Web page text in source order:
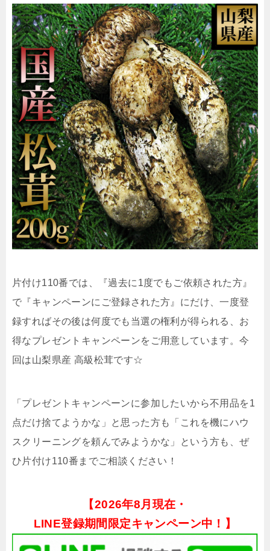
片付け110番では、『過去に1度でもご依頼された方』
で『キャンペーンにご登録された方』にだけ、一度登
録すればその後は何度でも当選の権利が得られる、お
得なプレゼントキャンペーンをご用意しています。今
回は山梨県産 高級松茸です☆
「プレゼントキャンペーンに参加したいから不用品を1
点だけ捨てようかな」と思った方も「これを機にハウ
スクリーニングを頼んでみようかな」という方も、ぜ
ひ片付け110番までご相談ください！
【2026年8月現在・
LINE登録期間限定キャンペーン中！】